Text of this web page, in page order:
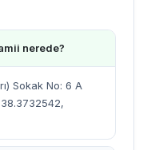
nerede?
Sokak No: 6 A